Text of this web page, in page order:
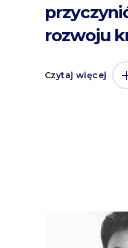
rozwoju
Czytaj więcej